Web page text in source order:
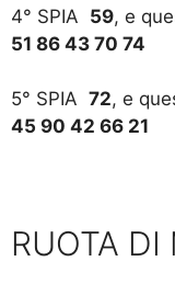
4° SPIA 59, e
51 86 43 70 74
5° SPIA 72, e
45 90 42 66 21
RUOTA